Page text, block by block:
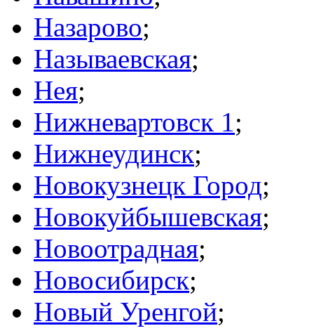
Назарово;
Называевская;
Нея;
Нижневартовск 1;
Нижнеудинск;
Новокузнецк Город;
Новокуйбышевская;
Новоотрадная;
Новосибирск;
Новый Уренгой;